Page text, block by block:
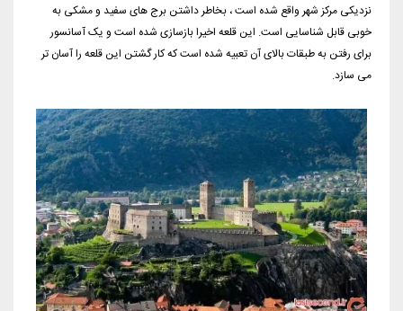
نزدیکی مرکز شهر واقع شده است ، بخاطر داشتن برج های سفید و مشکی به
خوبی قابل شناسایی ‏است. این قلعه اخیرا بازسازی شده است و یک آسانسور
برای رفتن به طبقات بالای آن تعبیه شده است که کار گشتن این قلعه را ‏آسان تر
می سازد. ‏ ‏‏ ‏ ‏ ‏ ‏